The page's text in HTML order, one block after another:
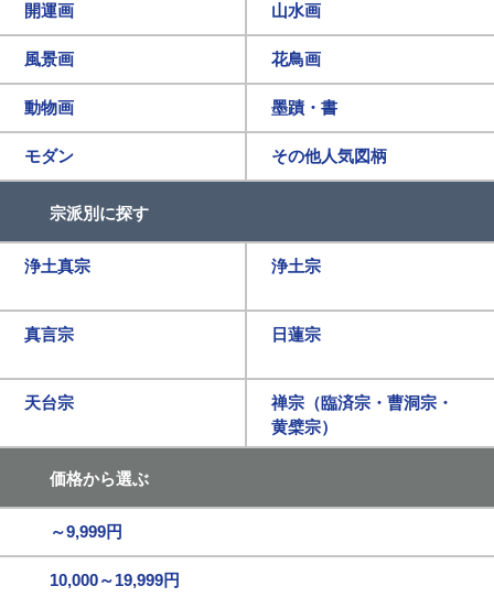
開運画 山水画
風景画 花鳥画
動物画 墨蹟・書
モダン その他人気図柄
宗派別に探す
浄土真宗 浄土宗
真言宗 日蓮宗
天台宗
禅宗（臨済宗・曹洞宗・
黄檗宗）
価格から選ぶ
～9,999円
10,000～19,999円